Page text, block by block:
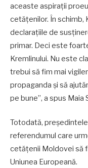
aceaste aspirații
cetățenilor. În schimb,
declarațiile de
primar. Deci este
Kremlinului. Nu este
trebui să fim mai
propaganda și să
pe bune”, a spus Maia
Totodată,
referendumul care
cetățenii Moldovei să
Uniunea Europeană.